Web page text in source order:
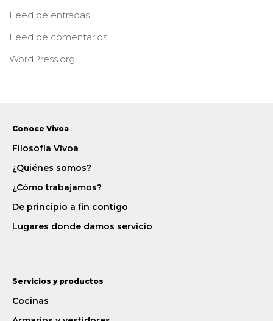
Feed de entradas
Feed de comentarios
WordPress.org
Conoce Vivoa
Filosofía Vivoa
¿Quiénes somos?
¿Cómo trabajamos?
De principio a fin contigo
Lugares donde damos servicio
Servicios y productos
Cocinas